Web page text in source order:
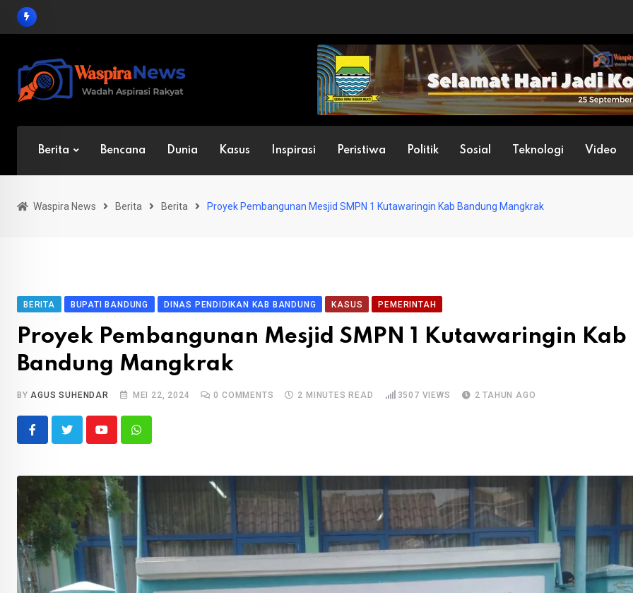
Skip
Berita Bencana Dunia Kasus Inspirasi Peristiwa Politik Sosial Teknologi Video
Waspira News Berita Berita Proyek Pembangunan Mesjid SMPN 1 Kutawaringin Kab Bandung Mangkrak
BERITA BUPATI BANDUNG DINAS PENDIDIKAN KAB BANDUNG KASUS PEMERINTAH
Proyek Pembangunan Mesjid SMPN 1 Kutawaringin Kab
Bandung Mangkrak
BYAGUS SUHENDAR MEI 22, 2024 0 COMMENTS 2 MINUTES READ 3507 VIEWS 2 TAHUN AGO
YoutubeWhatsapp